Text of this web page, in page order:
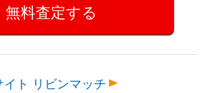
ト リビンマッチ